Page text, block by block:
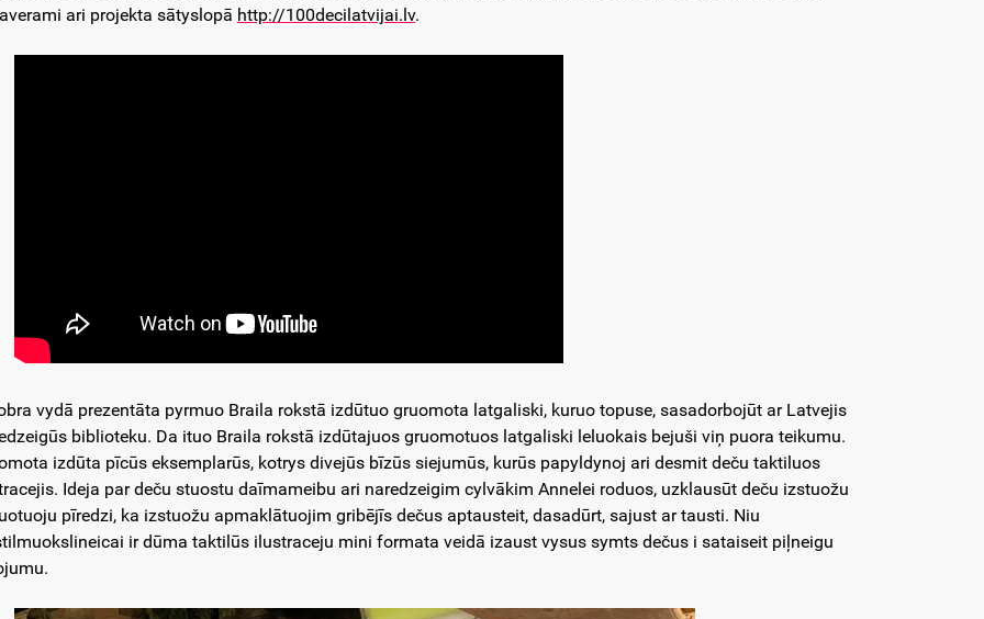
ari projekta sātyslopā http://100decilatvijai.lv.
vydā prezentāta pyrmuo Braila rokstā izdūtuo gruomota latgaliski, kuruo topuse, sasadorbojūt ar Latvejis
biblioteku. Da ituo Braila rokstā izdūtajuos gruomotuos latgaliski leluokais bejuši viņ puora teikumu.
izdūta pīcūs eksemplarūs, kotrys divejūs bīzūs siejumūs, kurūs papyldynoj ari desmit deču taktiluos
Ideja par deču stuostu daīmameibu ari naredzeigim cylvākim Annelei roduos, uzklausūt deču izstuožu
pīredzi, ka izstuožu apmaklātuojim gribējīs dečus aptausteit, dasadūrt, sajust ar tausti. Niu
ir dūma taktilūs ilustraceju mini formata veidā izaust vysus symts dečus i sataiseit piļneigu